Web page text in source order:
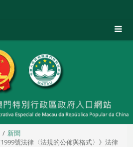
新聞
號法律〈法規的公佈與格式〉》法律